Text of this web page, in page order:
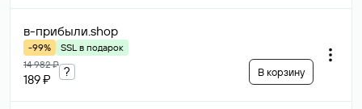
в-прибыли.shop
-99%
SSL в подарок
14 982 ₽
189 ₽
? В корзину